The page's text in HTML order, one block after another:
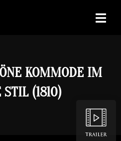
KOMMODE IM
(1810)